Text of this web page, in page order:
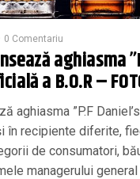
0 Comentariu
aghiasma
a B.O.R –
aghiasma ”P.F
în recipiente diferite,
de consumatori,
managerului